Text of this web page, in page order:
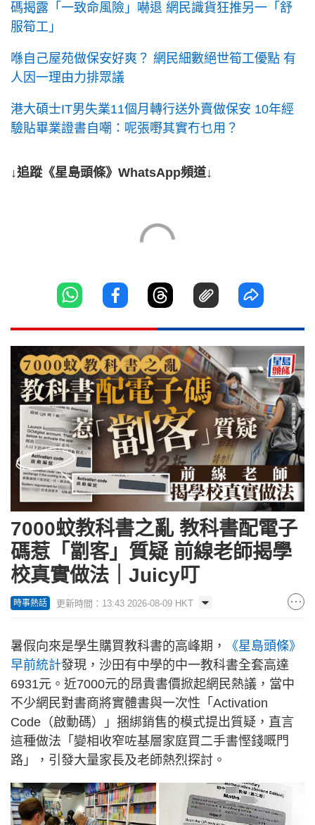
碼揭露「一致命風險」嚇退 網民識貨狂推另一「舒
服筍工」
喺自己屋苑做保安好爽？ 網民細數絕世筍工優點 有
人因一理由力排眾議
港大碩士IT男失業11個月轉行送外賣做保安 10年經
驗貼畢業證書自嘲：呢張嘢其實冇乜用？
↓追蹤《星島頭條》WhatsApp頻道↓
7000蚊教科書之亂 教科書配電子
碼惹「劏客」質疑 前線老師揭學
校真實做法｜Juicy叮
時事熱話 更新時間：13:43 2026-08-09 HKT
暑假向來是學生購買教科書的高峰期，
《星島頭條》
早前統計發現，沙田有中學的中一教科書全套高達
6931元。近7000元的昂貴書價掀起網民熱議，當中
不少網民對書商將實體書與一次性「Activation
Code（啟動碼）」捆綁銷售的模式提出質疑，直言
這種做法「變相收窄咗基層家庭買二手書慳錢嘅門
路」，引發大量家長及老師熱烈探討。